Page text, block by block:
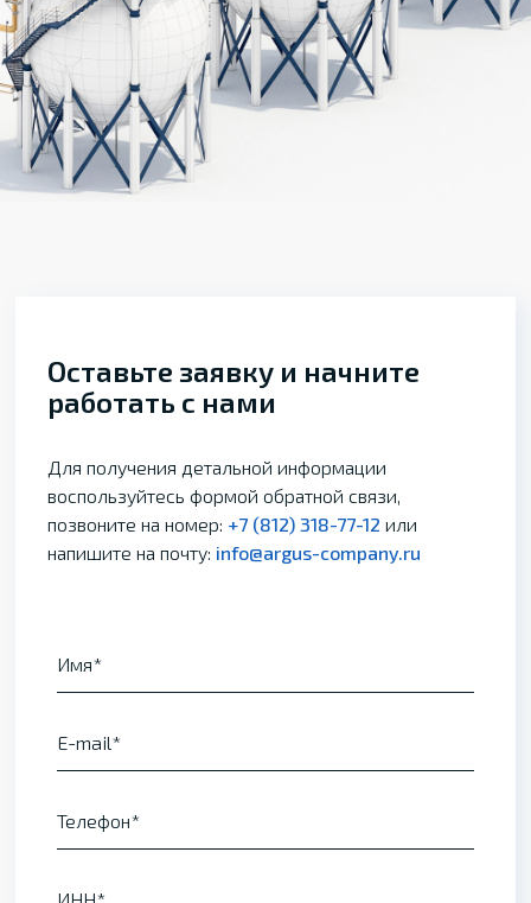
Оставьте заявку и начните
работать с нами
Для получения детальной информации
воспользуйтесь формой обратной связи,
позвоните на номер: +7 (812) 318-77-12 или
напишите на почту: info@argus-company.ru
Имя
E-mail
Телефон